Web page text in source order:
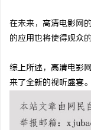
在未来，高清电影网
的应用也将使得观众
综上所述，高清电影
来了全新的视听盛宴